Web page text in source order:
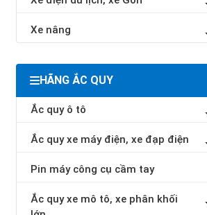
Xe nâng
HÃNG ẮC QUY
Ắc quy ô tô
Ắc quy xe máy điện, xe đạp điện
Pin máy công cụ cầm tay
Ắc quy xe mô tô, xe phân khối